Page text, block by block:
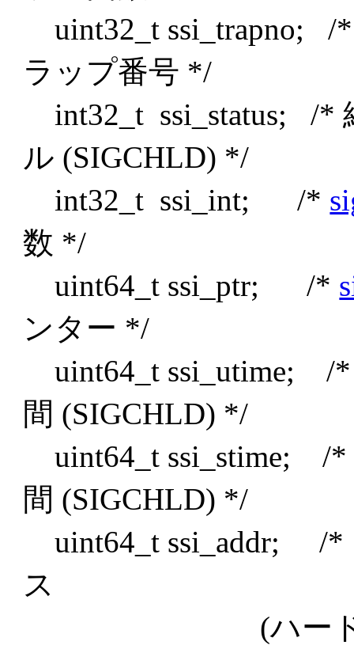
uint32_t ssi_trapno; /
ラップ番号 */
int32_t ssi_status; /*
ル (SIGCHLD) */
int32_t ssi_int; /*
数 */
uint64_t ssi_ptr; /*
ンター */
uint64_t ssi_utime; /*
間 (SIGCHLD) */
uint64_t ssi_stime; /*
間 (SIGCHLD) */
uint64_t ssi_addr; /*
ス
(ハードウェア